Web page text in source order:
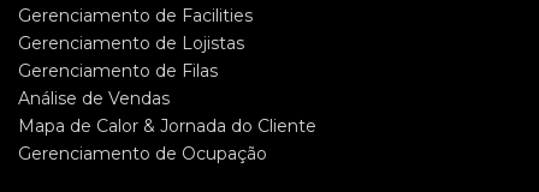
Gerenciamento de Facilities
Gerenciamento de Lojistas
Gerenciamento de Filas
Análise de Vendas
Mapa de Calor & Jornada do Cliente
Gerenciamento de Ocupação